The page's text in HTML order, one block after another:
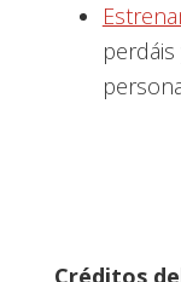
Créditos